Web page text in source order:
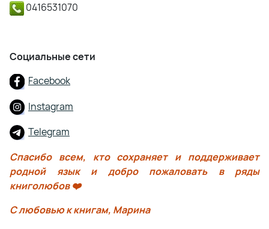
0416531070
Социальные сети
Facebook
Instagram
Telegram
Спасибо всем, кто сохраняет и поддерживает
родной язык и добро пожаловать в ряды
книголюбов ❤️
С любовью к книгам, Марина